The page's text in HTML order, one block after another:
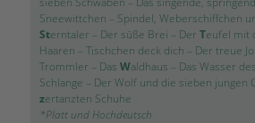
Sneewittchen – Spindel, Weberschiffchen
Sterntaler – Der süße Brei – Der Teufel mit
Haaren – Tischchen deck dich – Der treue
Trommler – Das Waldhaus – Das Wasser
Schlange – Der Wolf und die sieben jungen
zertanzten Schuhe
*Platt und Hochdeutsch